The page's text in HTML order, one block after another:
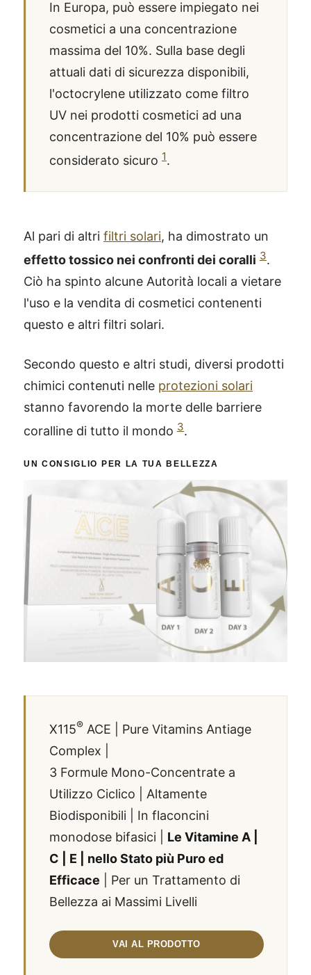
In Europa, può essere impiegato nei
cosmetici a una concentrazione
massima del 10%. Sulla base degli
attuali dati di sicurezza disponibili,
l'octocrylene utilizzato come filtro
UV nei prodotti cosmetici ad una
concentrazione del 10% può essere
considerato sicuro 1.
Al pari di altri filtri solari, ha dimostrato un
effetto tossico nei confronti dei coralli 3.
Ciò ha spinto alcune Autorità locali a vietare
l'uso e la vendita di cosmetici contenenti
questo e altri filtri solari.
Secondo questo e altri studi, diversi prodotti
chimici contenuti nelle protezioni solari
stanno favorendo la morte delle barriere
coralline di tutto il mondo 3.
UN CONSIGLIO PER LA TUA BELLEZZA
X115® ACE | Pure Vitamins Antiage
Complex |
3 Formule Mono-Concentrate a
Utilizzo Ciclico | Altamente
Biodisponibili | In flaconcini
monodose bifasici | Le Vitamine A |
C | E | nello Stato più Puro ed
Efficace | Per un Trattamento di
Bellezza ai Massimi Livelli